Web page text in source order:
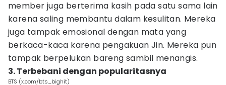
member juga berterima kasih pada satu sama lain
karena saling membantu dalam kesulitan. Mereka
juga tampak emosional dengan mata yang
berkaca-kaca karena pengakuan Jin. Mereka pun
tampak berpelukan bareng sambil menangis.
3. Terbebani dengan popularitasnya
BTS (x.com/bts_bighit)